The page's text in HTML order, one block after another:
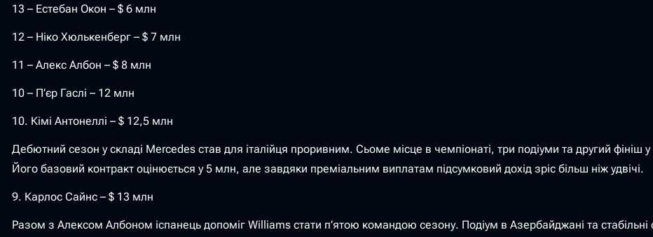
13 – Естебан Окон – $ 6 млн
12 – Ніко Хюлькенберг – $ 7 млн
11 – Алекс Албон – $ 8 млн
10 – П’єр Гаслі – 12 млн
10. Кімі Антонеллі – $ 12,5 млн
Дебютний сезон у складі Mercedes став для італійця проривним. Сьоме місце в чемпіонаті, три подіуми та другий фініш у
Його базовий контракт оцінюється у 5 млн, але завдяки преміальним виплатам підсумковий дохід зріс більш ніж удвічі.
9. Карлос Сайнс – $ 13 млн
Разом з Алексом Албоном іспанець допоміг Williams стати п’ятою командою сезону. Подіум в Азербайджані та стабільні